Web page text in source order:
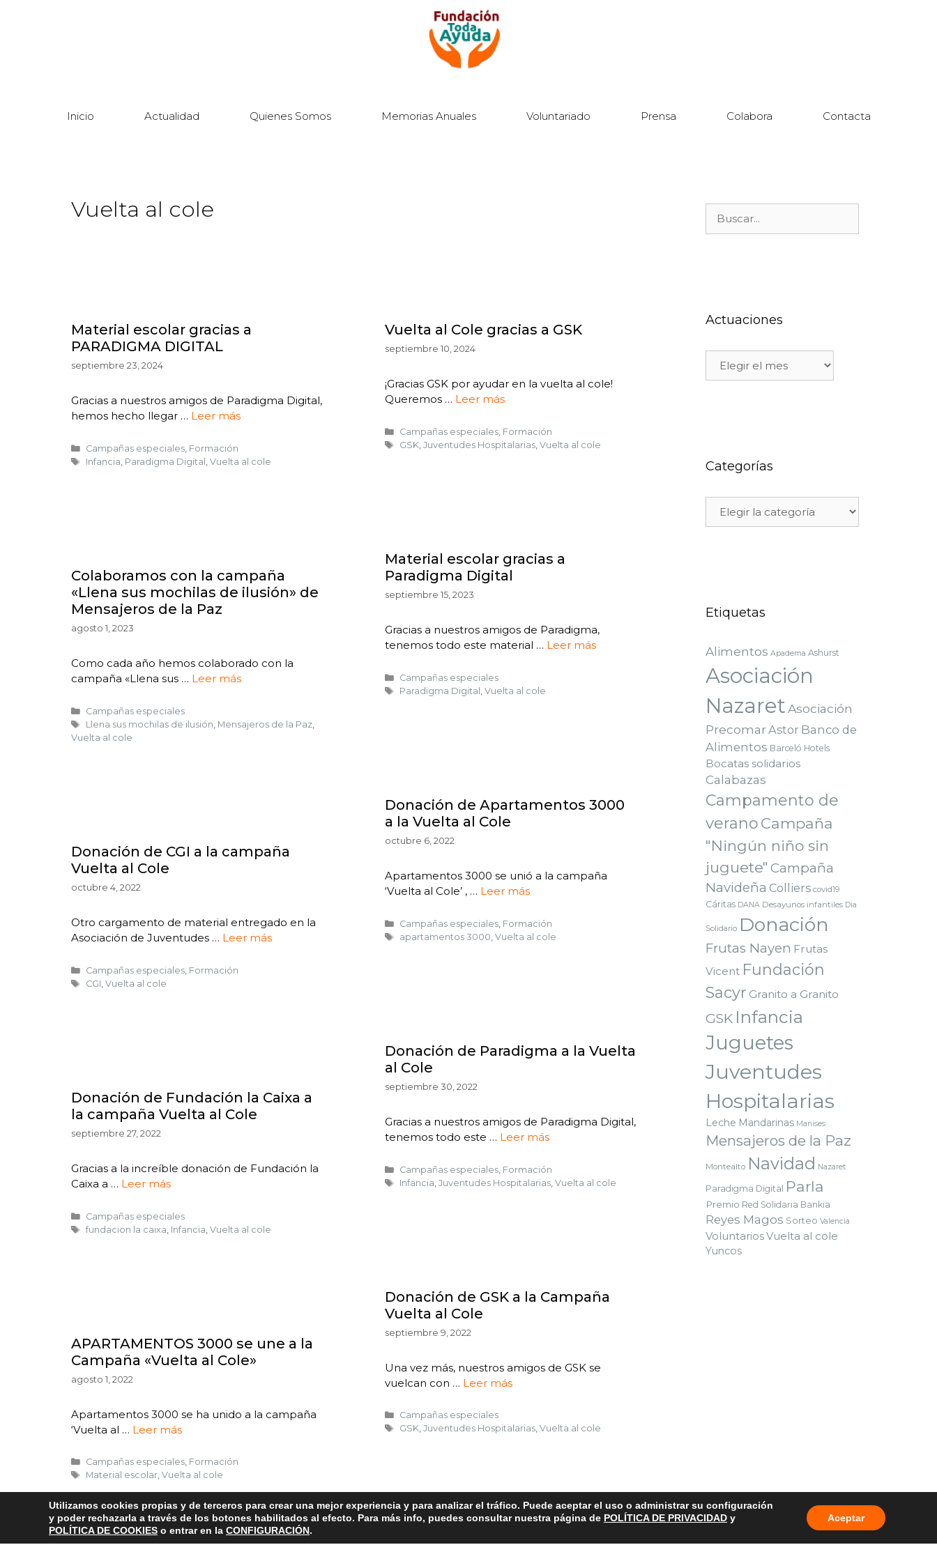
Inicio Actualidad Quienes Somos Memorias Anuales Voluntariado Prensa Colabora Contacta
Vuelta al cole
Material escolar gracias a
PARADIGMA DIGITAL
septiembre 23, 2024
Gracias a nuestros amigos de Paradigma Digital,
hemos hecho llegar … Leer más
Campañas especiales, Formación
Infancia Paradigma Digital Vuelta al cole
Vuelta al Cole gracias a GSK
septiembre 10, 2024
¡Gracias GSK por ayudar en la vuelta al cole!
Queremos … Leer más
Campañas especiales, Formación
GSK Juventudes Hospitalarias, Vuelta al cole
Material escolar gracias a
Paradigma Digital
septiembre 15, 2023
Gracias a nuestros amigos de Paradigma,
tenemos todo este material … Leer más
Campañas especiales
Paradigma Digital
Vuelta al cole
Colaboramos con la campaña
«Llena sus mochilas de ilusión» de
Mensajeros de la Paz
agosto 1, 2023
Como cada año hemos colaborado con la
campaña «Llena sus … Leer más
Campañas especiales
Llena sus mochilas de ilusión Mensajeros de la Paz,
Vuelta al cole
Donación de Apartamentos 3000
a la Vuelta al Cole
octubre 6, 2022
Apartamentos 3000 se unió a la campaña
‘Vuelta al Cole’ , … Leer más
Campañas especiales, Formación
apartamentos 3000 Vuelta al cole
Donación de CGI a la campaña
Vuelta al Cole
octubre 4, 2022
Otro cargamento de material entregado en la
Asociación de Juventudes … Leer más
Campañas especiales, Formación
CGI Vuelta al cole
Donación de Paradigma a la Vuelta
al Cole
septiembre 30, 2022
Gracias a nuestros amigos de Paradigma Digital,
tenemos todo este … Leer más
Campañas especiales, Formación
Infancia Juventudes Hospitalarias, Vuelta al cole
Donación de Fundación la Caixa a
la campaña Vuelta al Cole
septiembre 27, 2022
Gracias a la increíble donación de Fundación la
Caixa a … Leer más
Campañas especiales
fundacion la caixa Infancia Vuelta al cole
Donación de GSK a la Campaña
Vuelta al Cole
septiembre 9, 2022
Una vez más, nuestros amigos de GSK se
vuelcan con … Leer más
Campañas especiales
GSK, Juventudes Hospitalarias, Vuelta al cole
APARTAMENTOS 3000 se une a la
Campaña «Vuelta al Cole»
agosto 1, 2022
Apartamentos 3000 se ha unido a la campaña
‘Vuelta al … Leer más
Campañas especiales, Formación
Material escolar, Vuelta al cole
Actuaciones
Categorías
Etiquetas
Alimentos Apadema Ashurst
Asociación
NazaretAsociación
PrecomarAstor Banco de
Alimentos Barceló Hotels
Bocatas solidarios
Calabazas
Campamento de
verano Campaña
"Ningún niño sin
juguete" Campaña
Navideña Colliers covid19
Cáritas DANA Desayunos infantiles Dia
Solidario Donación
Frutas Nayen Frutas
Vicent Fundación
Sacyr Granito a Granito
GSK Infancia
Juguetes
Juventudes
Hospitalarias
Leche Mandarinas Manises
Mensajeros de la Paz
Montealto Navidad Nazaret
Paradigma Digital Parla
Premio Red Solidaria Bankia
Reyes Magos Sorteo Valencia
VoluntariosVuelta al cole
Yuncos
Utilizamos cookies propias y de terceros para crear una mejor experiencia y para analizar el tráfico. Puede aceptar el uso o administrar su configuración
y poder rechazarla a través de los botones habilitados al efecto. Para más info, puedes consultar nuestra página de POLÍTICA DE PRIVACIDAD y
POLÍTICA DE COOKIES o entrar en la CONFIGURACIÓN.
Aceptar